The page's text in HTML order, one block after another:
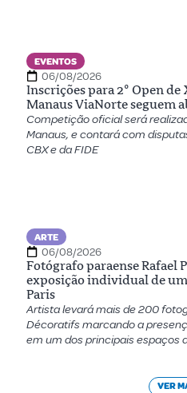
EVENTOS
06/08/2026
Inscrições para 2º Open
Manaus ViaNorte seguem
Competição oficial será
Manaus, e contará com
CBX e da FIDE
ARTE
06/08/2026
Fotógrafo paraense Rafael
exposição individual de
Paris
Artista levará mais de 200
Décoratifs marcando a
em um dos principais espaços
VER